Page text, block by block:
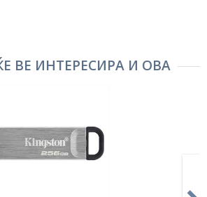
ВЕ ИНТЕРЕСИРА И ОВА